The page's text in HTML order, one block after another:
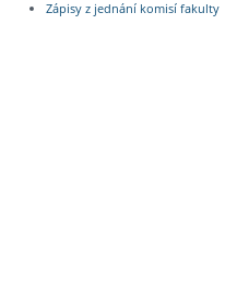
Zápisy z jednání komisí fakulty